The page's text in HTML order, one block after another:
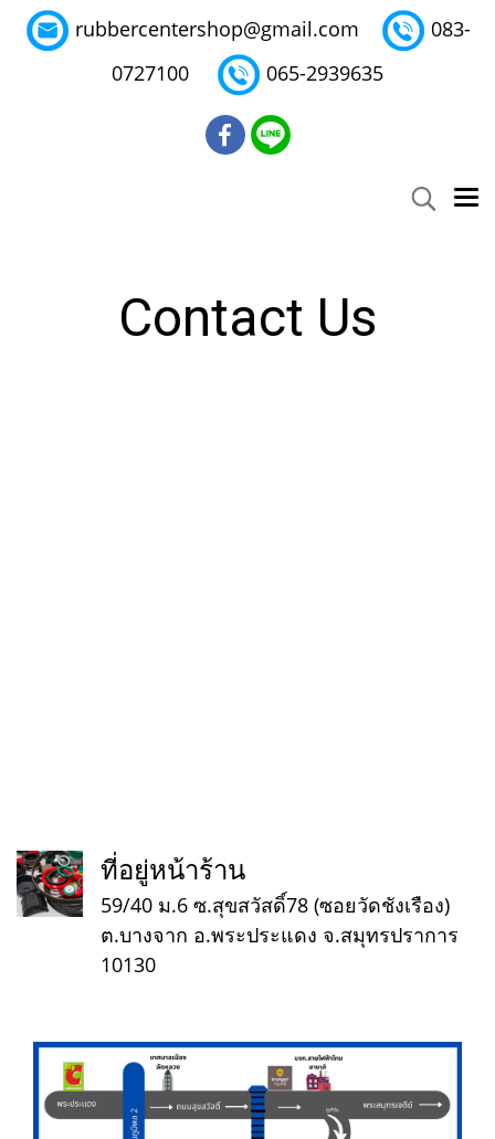
rubbercentershop@gmail.com
083-
0727100
065-2939635
Contact Us
ที่อยู่หน้าร้าน
59/40 ม.6 ซ.สุขสวัสดิ์78 (ซอยวัดชังเรือง)
ต.บางจาก อ.พระประแดง จ.สมุทรปราการ
10130